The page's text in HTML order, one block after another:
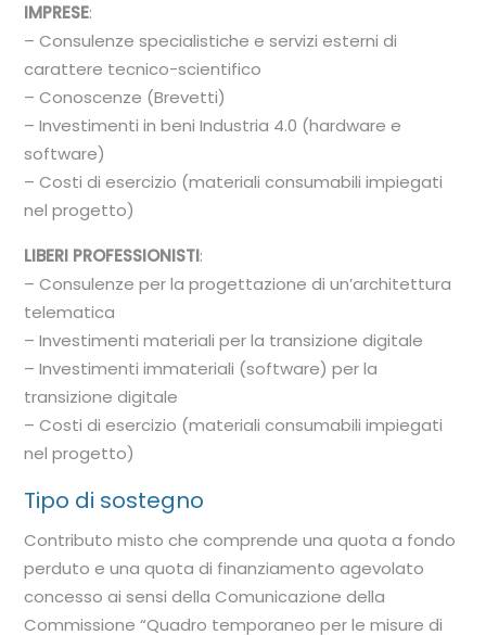
IMPRESE:
– Consulenze specialistiche e servizi esterni di
carattere tecnico-scientifico
– Conoscenze (Brevetti)
– Investimenti in beni Industria 4.0 (hardware e
software)
– Costi di esercizio (materiali consumabili impiegati
nel progetto)
LIBERI PROFESSIONISTI:
– Consulenze per la progettazione di un’architettura
telematica
– Investimenti materiali per la transizione digitale
– Investimenti immateriali (software) per la
transizione digitale
– Costi di esercizio (materiali consumabili impiegati
nel progetto)
Tipo di sostegno
Contributo misto che comprende una quota a fondo
perduto e una quota di finanziamento agevolato
concesso ai sensi della Comunicazione della
Commissione “Quadro temporaneo per le misure di